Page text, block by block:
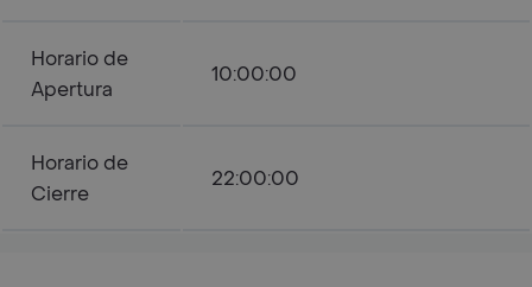
Horario de
Apertura
10:00:00
Horario de
Cierre
22:00:00